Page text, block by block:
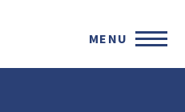
MENU